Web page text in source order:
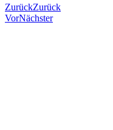
ZurückZurück
VorNächster